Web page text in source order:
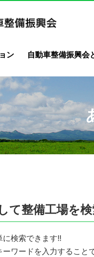
ン 自動車整備振興会
て整備工場を
検索できます!!
ワードを入力すること